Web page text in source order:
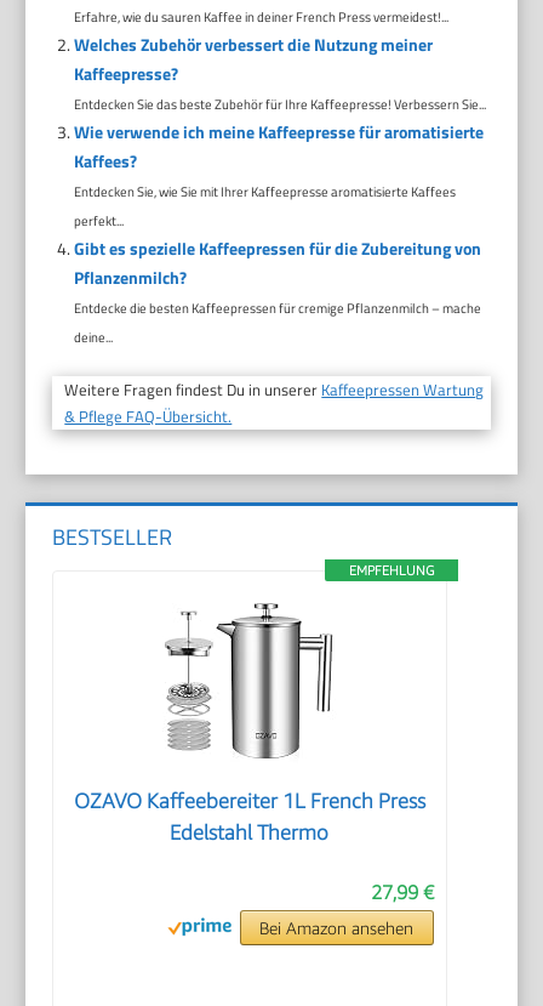
Erfahre, wie du sauren Kaffee in deiner French Press vermeidest!...
Welches Zubehör verbessert die Nutzung meiner
Kaffeepresse?
Entdecken Sie das beste Zubehör für Ihre Kaffeepresse! Verbessern Sie...
Wie verwende ich meine Kaffeepresse für aromatisierte
Kaffees?
Entdecken Sie, wie Sie mit Ihrer Kaffeepresse aromatisierte Kaffees
perfekt...
Gibt es spezielle Kaffeepressen für die Zubereitung von
Pflanzenmilch?
Entdecke die besten Kaffeepressen für cremige Pflanzenmilch – mache
deine...
Weitere Fragen findest Du in unserer Kaffeepressen Wartung
& Pflege FAQ-Übersicht.
BESTSELLER
EMPFEHLUNG
OZAVO Kaffeebereiter 1L French Press
Edelstahl Thermo
27,99 €
Bei Amazon ansehen